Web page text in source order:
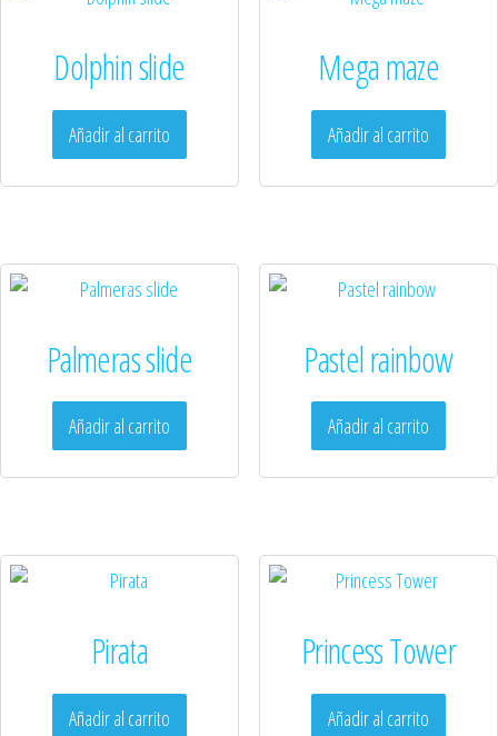
Dolphin slide
Añadir al carrito
Mega maze
Añadir al carrito
Palmeras slide
Añadir al carrito
Pastel rainbow
Añadir al carrito
Pirata
Añadir al carrito
Princess Tower
Añadir al carrito